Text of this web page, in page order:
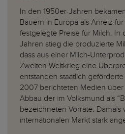
In den 1950er-Jahren
Bauern in Europa als Anreiz
festgelegte Preise für Milch. In
Jahren stieg die produzierte
dass aus einer Milch-
Zweiten Weltkrieg eine
entstanden staatlich
2007 berichteten Medien
Abbau der im Volksmund als
bezeichneten Vorräte. Damals
internationalen Markt stark